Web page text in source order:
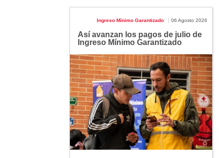
Ingreso Mínimo Garantizado 06 Agosto 2026
Así avanzan los pagos de julio de
Ingreso Mínimo Garantizado